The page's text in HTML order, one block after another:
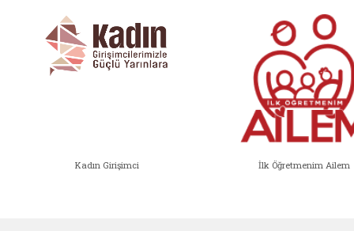
Kadın Girişimci İlk Öğretmenim Ailem